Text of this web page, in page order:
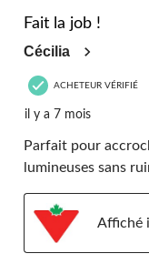
Fait la job !
Cécilia
ACHETEUR VÉRIFIÉ
il y a 7 mois
Parfait pour
lumineuses sans
Affiché